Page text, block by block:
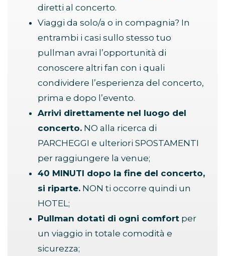
diretti al concerto.
Viaggi da solo/a o in compagnia? In
entrambi i casi sullo stesso tuo
pullman avrai l’opportunità di
conoscere altri fan con i quali
condividere l’esperienza del concerto,
prima e dopo l’evento.
Arrivi direttamente nel luogo del
concerto. NO alla ricerca di
PARCHEGGI e ulteriori SPOSTAMENTI
per raggiungere la venue;
40 MINUTI dopo la fine del concerto,
si riparte. NON ti occorre quindi un
HOTEL;
Pullman dotati di ogni comfort per
un viaggio in totale comodità e
sicurezza;